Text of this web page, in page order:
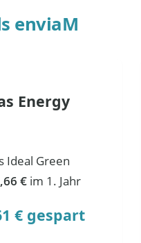
enviaM
Energy
Ideal Green
€ im 1. Jahr
€ gespart